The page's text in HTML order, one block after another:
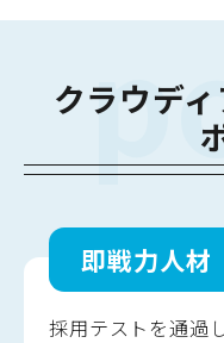
クラウデ
即戦力人材
採用テストを通過